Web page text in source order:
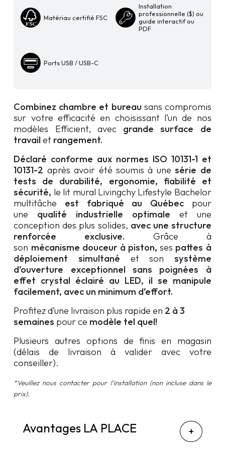
avec
bureau
Matériau certifié FSC
Installation
professionnelle ($) ou
guide interactif ou
PDF
Ports USB / USB-C
Combinez chambre et bureau sans compromis
sur votre efficacité en choisissant l’un de nos
modèles Efficient, avec grande surface de
travail et rangement.
Déclaré conforme aux normes ISO 10131-1 et
10131-2 après avoir été soumis à une série de
tests de durabilité, ergonomie, fiabilité et
sécurité, le lit mural Livingchy Lifestyle Bachelor
multitâche
est fabriqué au Québecpour
une qualité industrielle optimale et une
conception des plus solides, avec une structure
renforcée exclusive. Grâce à
son mécanisme douceur à piston,ses pattes à
déploiement simultané et son système
d’ouverture exceptionnel sans poignées à
effet crystal éclairé au LED, il se manipule
facilement, avec un minimum d’effort.
Profitez d’une livraison plus rapide en 2 à 3
semaines pour ce modèle tel quel!
Plusieurs autres options de finis en magasin
(délais de livraison à valider avec votre
conseiller).
*Veuillez nous contacter pour l’installation (non incluse dans le
prix).
Avantages LA PLACE